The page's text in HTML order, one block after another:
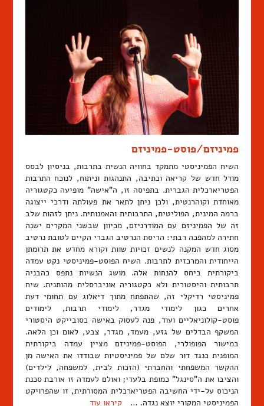
פמיניזם/פוסט-פמיניזם
השיח הפמיניסטי מתמקד בחוויה הנשית בתרבות, בניסיון לבסס
מודל חדש של קריאה וכתיבה, התנהגות וניתוח, לנוכח התרבות
הפטריארכלית הגברית. בתפיסה זו, ה"אישה" מופיעה כקטגוריה
מאוחדת וקוהרנטית, ולכן ניתן לתאר את פעולתה ודרכי ייצוגה
ברמה המינית, הפוליטית, התרבותית והאמנותית. ניתן לזהות שלב
זה של הפמיניזם עם המודרניזם, מכיוון שבשני המקרים ישנה
חתירה למהפכה רבתי: הריסת הנרטיב הגברי הקיים לטובת נרטיב
מסוג חדש המקנה לנשים זכויות שוות וקורא מחדש את תרומתן
הייחודית והמרכזית לתרבות. השיח הפוסט-פמיניסטי נקט עמדה
ביקורתית ביחס להנחות אלה. מושג הנשיות נתפס כהבניה
תרבותית והיסטורית ולא כקטגוריה אוניברסלית מהותנית. שיח
פמיניסטי רדיקלי זה, שהתפתח מתוך דיאלוג עם תחומי דעת
אחרים כגון לימודי מגדר, לימודי תרבות, לימודים
פוסט-קולוניאליים ועוד, פנה לעסוק באישה כסובייקט היסטורי
המשקף הבדלים של גזע, מעמד, מגדר, צבע, לאום וכן הלאה.
במישור הפופולרי, הפוסט-פמיניזם מציין עמדה ביקורתית
המופנית כנגד דור שלם של פמיניסטיות שבודדו את האישה מן
ההקשר המשפחתי והחברתי (הזכות לבית, למשפחה, לילדים)
והציבו את ה"סינגל" כמופת בלעדי; ואולם לעמדה זו אורבת סכנת
הניכוס על-ידי החשיבה הפטריארכלית המסורתית, זו שהפרויקט
הפמיניסטי המקורי יוצא נגדה. … קיראו עוד